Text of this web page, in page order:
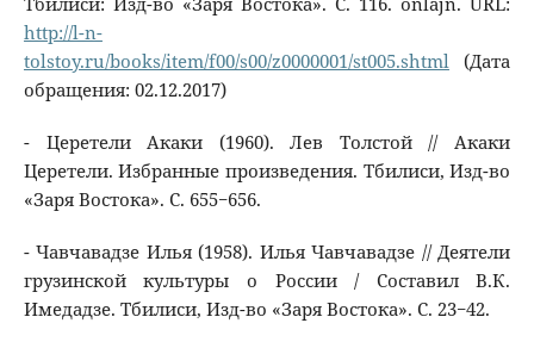
http://l-n-
tolstoy.ru/books/item/f00/s00/z0000001/st005.shtml(Дата
обращения: 02.12.2017)
- Церетели Акаки (1960). Лев Толстой // Акаки
Церетели. Избранные произведения. Тбилиси, Изд-во
«Заря Востока». С. 655−656.
- Чавчавадзе Илья (1958). Илья Чавчавадзе // Деятели
грузинской культуры о России / Составил В.К.
Имедадзе. Тбилиси, Изд-во «Заря Востока». С. 23−42.